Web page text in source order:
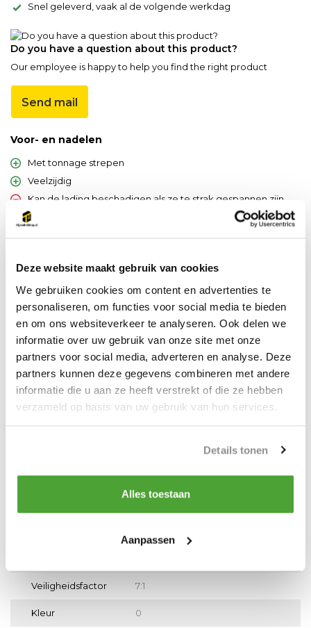
Deze website maakt gebruik van cookies
We gebruiken cookies om content en advertenties te
personaliseren, om functies voor social media te bieden
en om ons websiteverkeer te analyseren. Ook delen we
informatie over uw gebruik van onze site met onze
partners voor social media, adverteren en analyse. Deze
partners kunnen deze gegevens combineren met andere
informatie die u aan ze heeft verstrekt of die ze hebben
verzameld op basis van uw gebruik van hun services.
Details tonen
Alles toestaan
Aanpassen
Snel geleverd, vaak al de volgende werkdag
Do you have a question about this product?
Our employee is happy to help you find the right product
Send mail
Voor- en nadelen
Met tonnage strepen
Veelzijdig
Kan de lading beschadigen als ze te strak gespannen zijn
Moet tijdens de rit regelmatig worden gecontroleerd
Spanband met automatisch oprolsysteem.
Lengte 1.8 meter
Breedte band 50mm
Veiligheidsfactor 7:1
Kleur 0